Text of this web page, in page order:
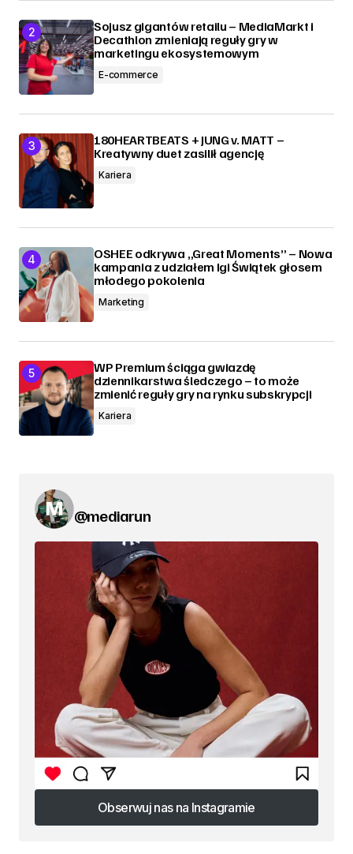
Sojusz gigantów retailu – MediaMarkt i
Decathlon zmieniają reguły gry w
marketingu ekosystemowym
E-commerce
180HEARTBEATS + JUNG v. MATT –
Kreatywny duet zasilił agencję
Kariera
OSHEE odkrywa „Great Moments” – Nowa
kampania z udziałem Igi Świątek głosem
młodego pokolenia
Marketing
WP Premium ściąga gwiazdę
dziennikarstwa śledczego – to może
zmienić reguły gry na rynku subskrypcji
Kariera
@mediarun
Obserwuj nas na Instagramie
Obserwuj nas na Instagramie